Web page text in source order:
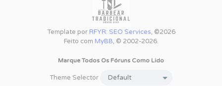
Template por RFYR: SEO Services, ©2026
Feito com MyBB, © 2002-2026.
Marque Todos Os Fóruns Como Lido
Theme Selector